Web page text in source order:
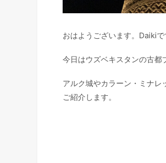
おはようございます。Daikiで
今日はウズベキスタンの古都
アルク城やカラーン・ミナ
ご紹介します。